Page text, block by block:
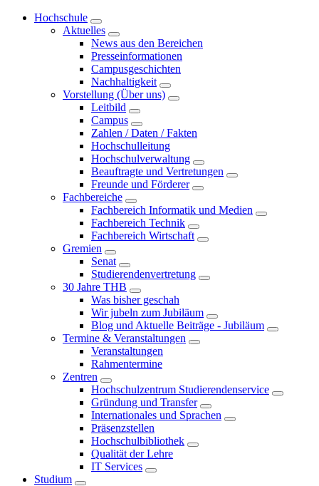
Hochschule
Aktuelles
News aus den Bereichen
Presseinformationen
Campusgeschichten
Nachhaltigkeit
Vorstellung (Über uns)
Leitbild
Campus
Zahlen / Daten / Fakten
Hochschulleitung
Hochschulverwaltung
Beauftragte und Vertretungen
Freunde und Förderer
Fachbereiche
Fachbereich Informatik und Medien
Fachbereich Technik
Fachbereich Wirtschaft
Gremien
Senat
Studierendenvertretung
30 Jahre THB
Was bisher geschah
Wir jubeln zum Jubiläum
Blog und Aktuelle Beiträge - Jubiläum
Termine & Veranstaltungen
Veranstaltungen
Rahmentermine
Zentren
Hochschulzentrum Studierendenservice
Gründung und Transfer
Internationales und Sprachen
Präsenzstellen
Hochschulbibliothek
Qualität der Lehre
IT Services
Studium